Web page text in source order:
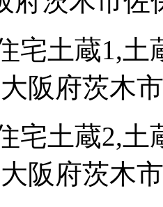
宅土蔵1,
阪府茨木
宅土蔵2,
阪府茨木